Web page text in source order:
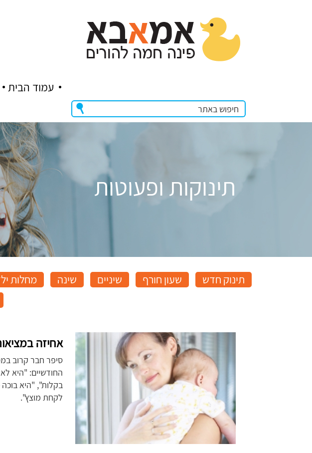
עמוד הבית
תינוקות ופעוטות
תינוק חדש שעון חורף שיניים שינה מחלות
אחיזה
סיפר חבר קרוב
החודשיים: "היא
בקלות", "היא
לקחת מוצץ".